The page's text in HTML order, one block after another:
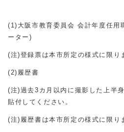
(1)大阪市教育委員会 会計年度任用
ーター)
(注)登録票は本市所定の様式に限り
(2)履歴書
(注)過去3カ月以内に撮影した上半
貼付してください。
(注)履歴書は本市所定の様式に限り